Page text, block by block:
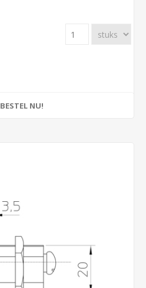
BESTEL NU!